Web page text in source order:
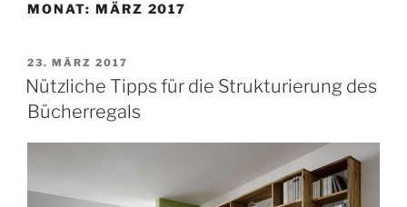
MONAT: MÄRZ 2017
VERÖFFENTLICHT
AM
23. MÄRZ 2017
Nützliche Tipps für die Strukturierung des
Bücherregals